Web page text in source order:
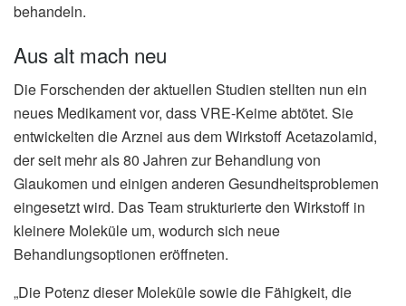
behandeln.
Aus alt mach neu
Die Forschenden der aktuellen Studien stellten nun ein
neues Medikament vor, dass VRE-Keime abtötet. Sie
entwickelten die Arznei aus dem Wirkstoff Acetazolamid,
der seit mehr als 80 Jahren zur Behandlung von
Glaukomen und einigen anderen Gesundheitsproblemen
eingesetzt wird. Das Team strukturierte den Wirkstoff in
kleinere Moleküle um, wodurch sich neue
Behandlungsoptionen eröffneten.
„Die Potenz dieser Moleküle sowie die Fähigkeit, die